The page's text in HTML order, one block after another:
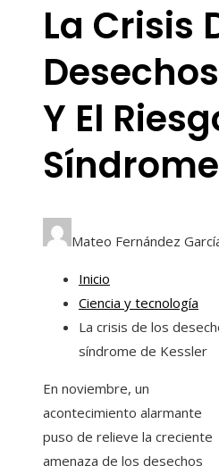
La Crisis
Y El
Mateo Fernández
Inicio
Ciencia y tecnología
La crisis de los
síndrome de Kessler
En noviembre, un
acontecimiento alarmante
puso de relieve la creciente
amenaza de los desechos